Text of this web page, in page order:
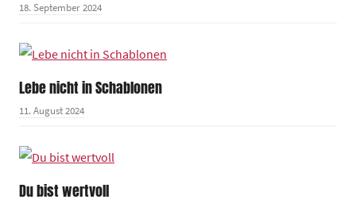
18. September 2024
Lebe nicht in Schablonen
11. August 2024
Du bist wertvoll